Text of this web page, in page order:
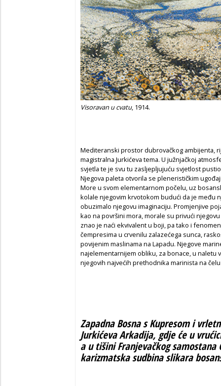
Visoravan u cvatu, 1914.
Mediteranski prostor dubrovačkog ambijenta,
magistralna Jurkićeva tema. U južnjačkoj
svjetla te je svu tu zasljepljujuću svjetlost
Njegova paleta otvorila se plenerističkim
More u svom elementarnom počelu, uz
kolale njegovim krvotokom budući da je među
obuzimalo njegovu imaginaciju. Promjenjive
kao na površini mora, morale su privući
znao je naći ekvivalent u boji, pa tako i
čempresima u crvenilu zalazećega sunca,
povijenim maslinama na Lapadu. Njegove
najelementarnijem obliku, za bonace, u naletu
njegovih najvećih prethodnika marinista na
Zapadna Bosna s Kupresom i
Jurkićeva Arkadija, gdje će u
a u tišini Franjevačkog samostana
karizmatska sudbina slikara